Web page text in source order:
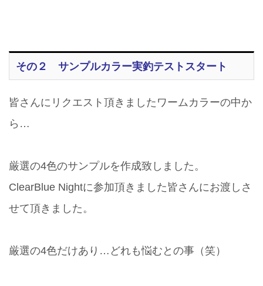
その２ サンプルカラー実釣テストスタート
皆さんにリクエスト頂きましたワームカラーの中か
ら…
厳選の4色のサンプルを作成致しました。
ClearBlue Nightに参加頂きました皆さんにお渡しさ
せて頂きました。
厳選の4色だけあり…どれも悩むとの事（笑）